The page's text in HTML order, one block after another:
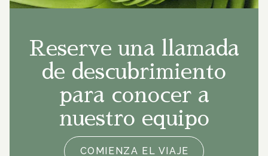
Reserve una llamada
de descubrimiento
para conocer a
nuestro equipo
COMIENZA EL VIAJE